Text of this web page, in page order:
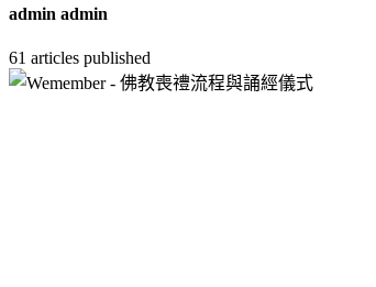
admin admin
61 articles published